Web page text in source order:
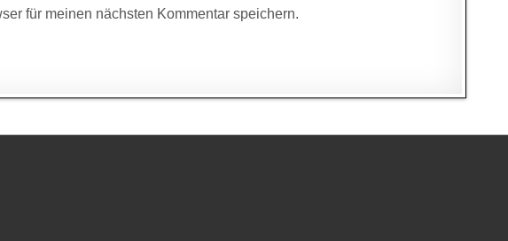
für meinen nächsten Kommentar speichern.